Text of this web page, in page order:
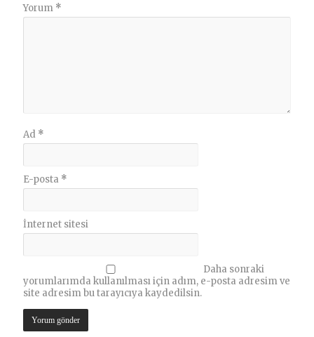
Yorum *
Ad *
E-posta *
İnternet sitesi
Daha sonraki
yorumlarımda kullanılması için adım, e-posta adresim ve
site adresim bu tarayıcıya kaydedilsin.